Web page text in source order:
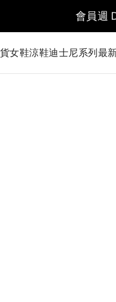
會員週
女鞋涼鞋迪士尼系列最